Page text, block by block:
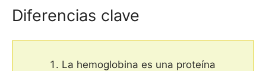
Diferencias clave
La hemoglobina es una proteína